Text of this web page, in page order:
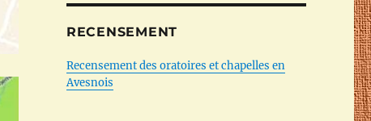
RECENSEMENT
Recensement des oratoires et chapelles en
Avesnois